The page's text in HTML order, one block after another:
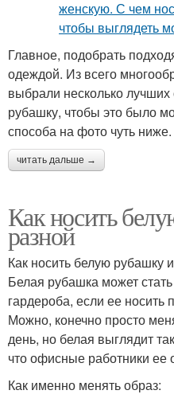
Главное, подобрать
одеждой. Из всего
выбрали несколько
рубашку, чтобы это было
способа на фото чуть ниже.
читать дальше →
Как носить
разной
Как носить белую рубашку
Белая рубашка может
гардероба, если ее носить
Можно, конечно просто
день, но белая выглядит
что офисные работники ее
Как именно менять образ: